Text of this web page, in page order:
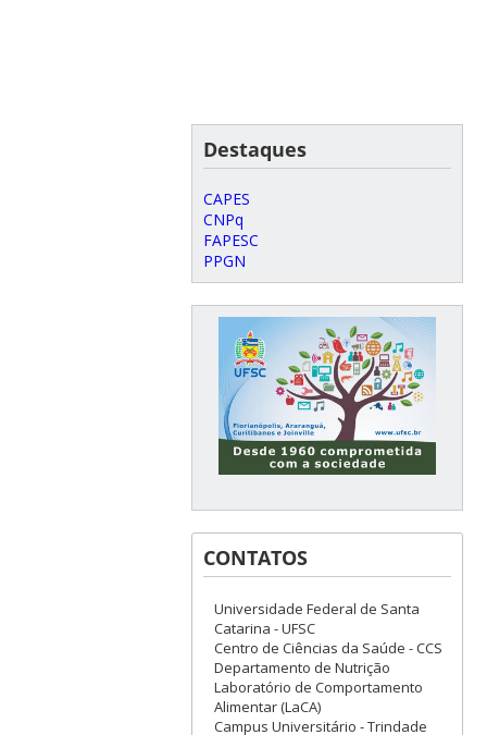
Destaques
CAPES
CNPq
FAPESC
PPGN
CONTATOS
Universidade Federal de Santa
Catarina - UFSC
Centro de Ciências da Saúde - CCS
Departamento de Nutrição
Laboratório de Comportamento
Alimentar (LaCA)
Campus Universitário - Trindade